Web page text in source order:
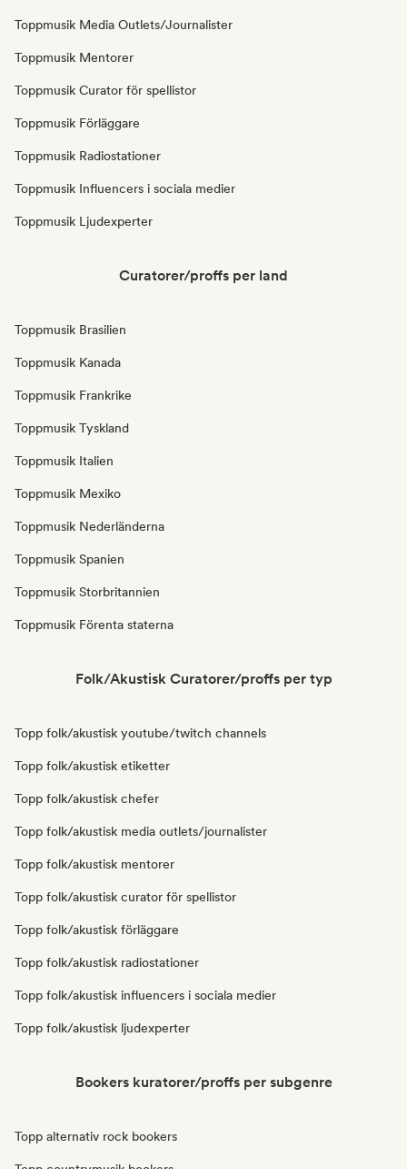
Toppmusik Media Outlets/Journalister
Toppmusik Mentorer
Toppmusik Curator för spellistor
Toppmusik Förläggare
Toppmusik Radiostationer
Toppmusik Influencers i sociala medier
Toppmusik Ljudexperter
Curatorer/proffs per land
Toppmusik Brasilien
Toppmusik Kanada
Toppmusik Frankrike
Toppmusik Tyskland
Toppmusik Italien
Toppmusik Mexiko
Toppmusik Nederländerna
Toppmusik Spanien
Toppmusik Storbritannien
Toppmusik Förenta staterna
Folk/Akustisk Curatorer/proffs per typ
Topp folk/akustisk youtube/twitch channels
Topp folk/akustisk etiketter
Topp folk/akustisk chefer
Topp folk/akustisk media outlets/journalister
Topp folk/akustisk mentorer
Topp folk/akustisk curator för spellistor
Topp folk/akustisk förläggare
Topp folk/akustisk radiostationer
Topp folk/akustisk influencers i sociala medier
Topp folk/akustisk ljudexperter
Bookers kuratorer/proffs per subgenre
Topp alternativ rock bookers